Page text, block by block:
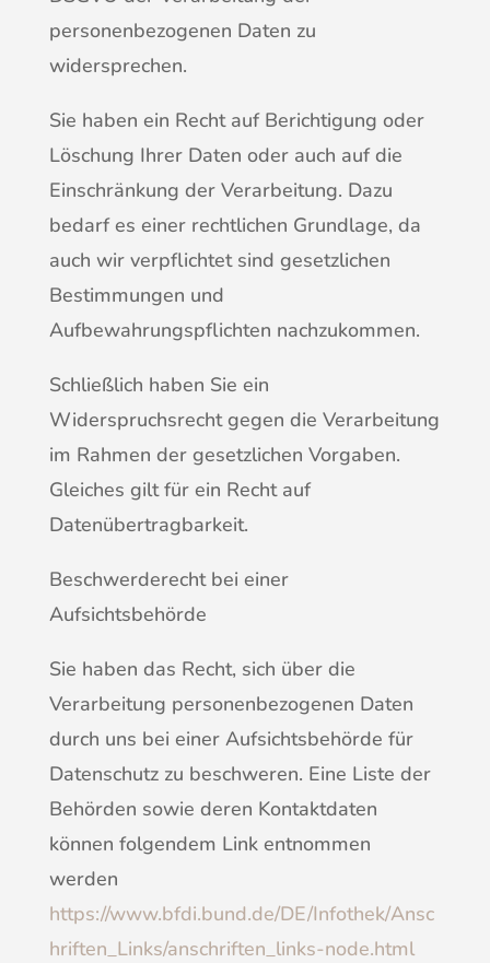
personenbezogenen Daten zu
widersprechen.
Sie haben ein Recht auf Berichtigung oder
Löschung Ihrer Daten oder auch auf die
Einschränkung der Verarbeitung. Dazu
bedarf es einer rechtlichen Grundlage, da
auch wir verpflichtet sind gesetzlichen
Bestimmungen und
Aufbewahrungspflichten nachzukommen.
Schließlich haben Sie ein
Widerspruchsrecht gegen die Verarbeitung
im Rahmen der gesetzlichen Vorgaben.
Gleiches gilt für ein Recht auf
Datenübertragbarkeit.
Beschwerderecht bei einer
Aufsichtsbehörde
Sie haben das Recht, sich über die
Verarbeitung personenbezogenen Daten
durch uns bei einer Aufsichtsbehörde für
Datenschutz zu beschweren. Eine Liste der
Behörden sowie deren Kontaktdaten
können folgendem Link entnommen
werden
https://www.bfdi.bund.de/DE/Infothek/Ansc
hriften_Links/anschriften_links-node.html